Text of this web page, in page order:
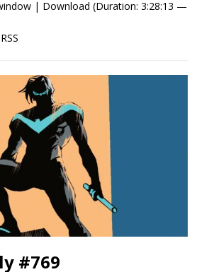
| Download (Duration: 3:28:13 —
RSS
#769